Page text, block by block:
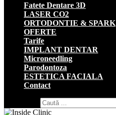
Fatete Dentare 3D
LASER CO2
ORTODONTIE & SPARK
OFERTE
Tarife
IMPLANT DENTAR
Microneedling
Parodontoza
ESTETICA FACIALA
Contact